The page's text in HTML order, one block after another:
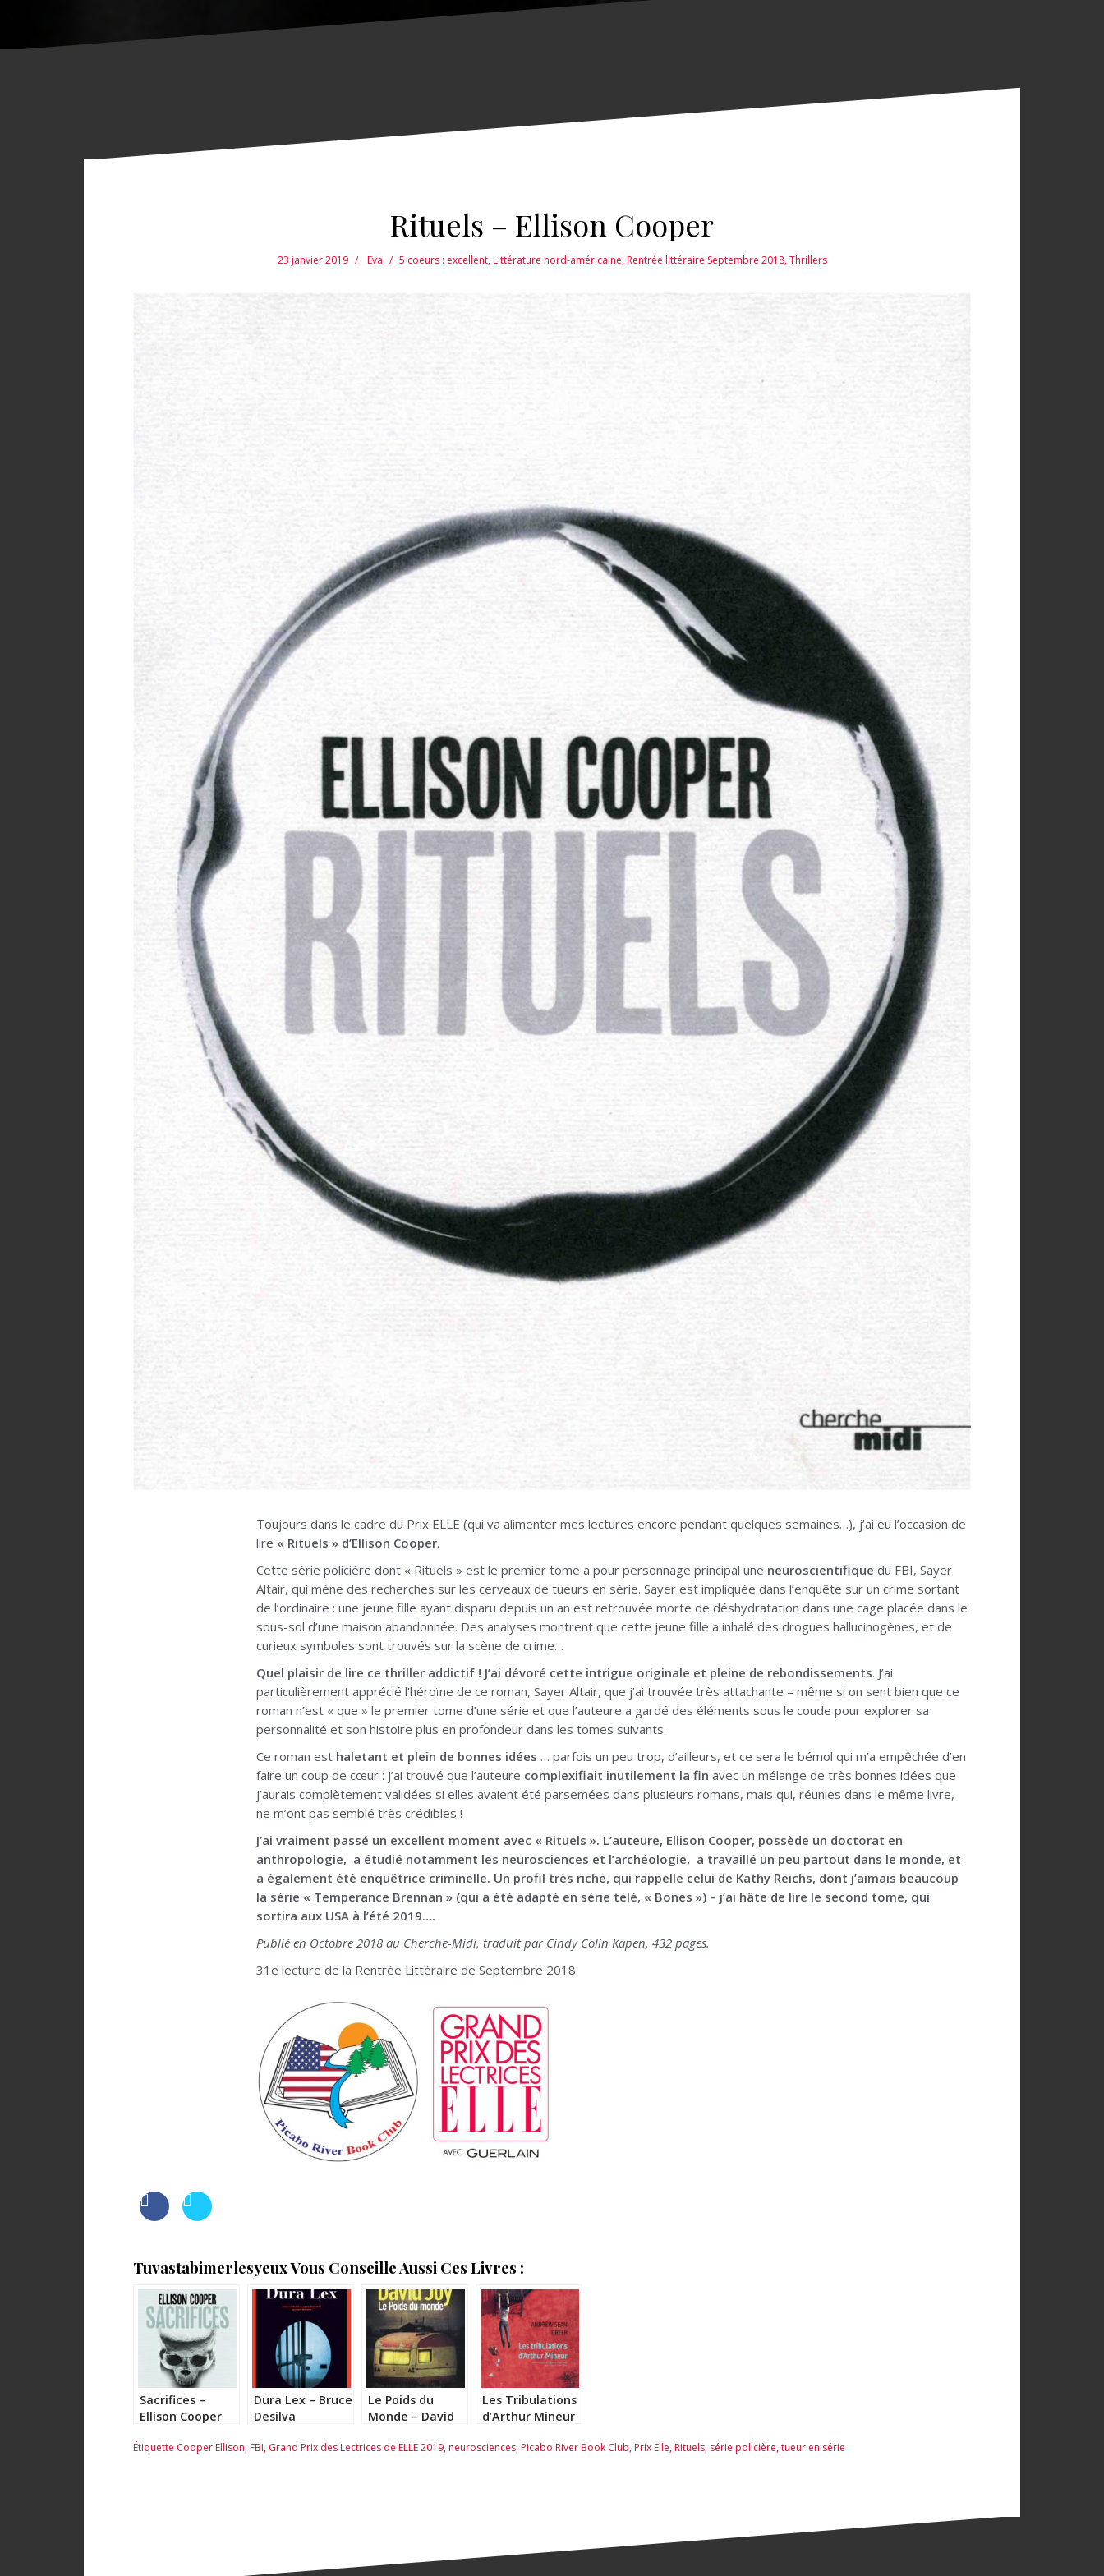
Rituels – Ellison Cooper
23 janvier 2019 Eva 5 coeurs : excellent,Littérature nord-américaine,Rentrée littéraire Septembre 2018,Thrillers
Toujours dans le cadre du Prix ELLE (qui va alimenter mes lectures encore pendant quelques semaines…), j’ai eu l’occasion de
lire « Rituels » d’Ellison Cooper.
Cette série policière dont « Rituels » est le premier tome a pour personnage principal une neuroscientifique du FBI, Sayer
Altair, qui mène des recherches sur les cerveaux de tueurs en série. Sayer est impliquée dans l’enquête sur un crime sortant
de l’ordinaire : une jeune fille ayant disparu depuis un an est retrouvée morte de déshydratation dans une cage placée dans le
sous-sol d’une maison abandonnée. Des analyses montrent que cette jeune fille a inhalé des drogues hallucinogènes, et de
curieux symboles sont trouvés sur la scène de crime…
Quel plaisir de lire ce thriller addictif ! J’ai dévoré cette intrigue originale et pleine de rebondissements. J’ai
particulièrement apprécié l’héroïne de ce roman, Sayer Altair, que j’ai trouvée très attachante – même si on sent bien que ce
roman n’est « que » le premier tome d’une série et que l’auteure a gardé des éléments sous le coude pour explorer sa
personnalité et son histoire plus en profondeur dans les tomes suivants.
Ce roman est haletant et plein de bonnes idées … parfois un peu trop, d’ailleurs, et ce sera le bémol qui m’a empêchée d’en
faire un coup de cœur : j’ai trouvé que l’auteure complexifiait inutilement la fin avec un mélange de très bonnes idées que
j’aurais complètement validées si elles avaient été parsemées dans plusieurs romans, mais qui, réunies dans le même livre,
ne m’ont pas semblé très crédibles !
J’ai vraiment passé un excellent moment avec « Rituels ». L’auteure, Ellison Cooper, possède un doctorat en
anthropologie, a étudié notamment les neurosciences et l’archéologie, a travaillé un peu partout dans le monde, et
a également été enquêtrice criminelle. Un profil très riche, qui rappelle celui de Kathy Reichs, dont j’aimais beaucoup
la série « Temperance Brennan » (qui a été adapté en série télé, « Bones ») – j’ai hâte de lire le second tome, qui
sortira aux USA à l’été 2019….
Publié en Octobre 2018 au Cherche-Midi, traduit par Cindy Colin Kapen, 432 pages.
31e lecture de la Rentrée Littéraire de Septembre 2018.
Tuvastabimerlesyeux Vous Conseille Aussi Ces Livres :
Sacrifices –
Ellison Cooper
Dura Lex – Bruce
Desilva
Le Poids du
Monde – David
Les Tribulations
d’Arthur Mineur
Greer
Étiquette Cooper Ellison,FBI, Grand Prix des Lectrices de ELLE 2019,neurosciences,Picabo River Book Club,Prix Elle,Rituels, série policière,tueur en série